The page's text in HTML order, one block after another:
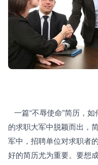
的求职大军中脱颖而出，
军中，招聘单位对求职者
好的简历尤为重要。要想